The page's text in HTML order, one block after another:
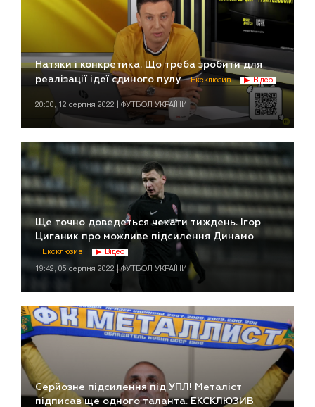
Натяки і конкретика. Що треба зробити для
реалізації ідеї єдиного пулу
Ексклюзив Відео
20:00, 12 серпня 2022 | ФУТБОЛ УКРАЇНИ
Ще точно доведеться чекати тиждень. Ігор
Циганик про можливе підсилення Динамо
Ексклюзив Відео
19:42, 05 серпня 2022 | ФУТБОЛ УКРАЇНИ
Серйозне підсилення під УПЛ! Металіст
підписав ще одного таланта. ЕКСКЛЮЗИВ